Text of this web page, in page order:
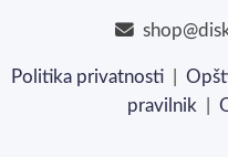
Politika privatnosti
pravilnik